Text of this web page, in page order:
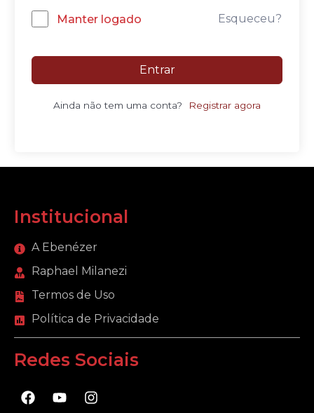
Manter logado Esqueceu?
Entrar
Ainda não tem uma conta? Registrar agora
Institucional
A Ebenézer
Raphael Milanezi
Termos de Uso
Política de Privacidade
Redes Sociais
F
a
Y
o
I
n